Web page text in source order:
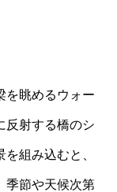
を眺めるウォー
反射する橋のシ
組み込むと、
季節や天候次第